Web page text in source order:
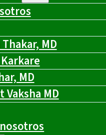
MD
MD
Vaksha MD